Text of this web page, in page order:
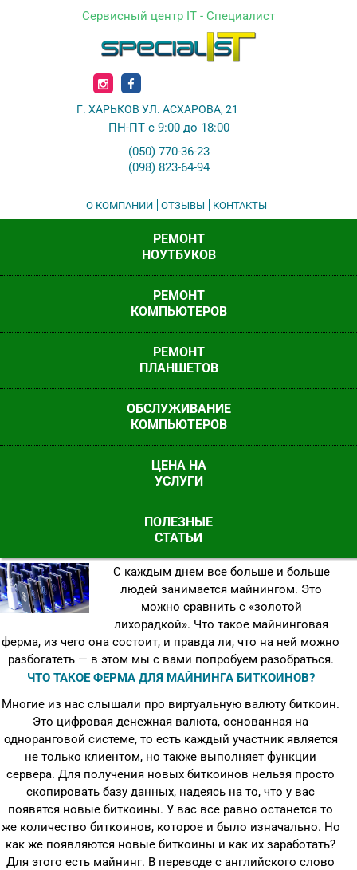
Сервисный центр IT - Специалист
О КОМПАНИИ ОТЗЫВЫ КОНТАКТЫ
Г. ХАРЬКОВ УЛ. АСХАРОВА, 21
ПН-ПТ с 9:00 до 18:00
(050) 770-36-23
(098) 823-64-94
РЕМОНТ
НОУТБУКОВ
РЕМОНТ
КОМПЬЮТЕРОВ
РЕМОНТ
ПЛАНШЕТОВ
ОБСЛУЖИВАНИЕ
КОМПЬЮТЕРОВ
ЦЕНА НА
УСЛУГИ
ПОЛЕЗНЫЕ
СТАТЬИ
КАК СОБРАТЬ МАЙНИНГ ФЕРМУ
С каждым днем все больше и больше
людей занимается майнингом. Это
можно сравнить с «золотой
лихорадкой». Что такое майнинговая
ферма, из чего она состоит, и правда ли, что на ней можно
разбогатеть — в этом мы с вами попробуем разобраться.
ЧТО ТАКОЕ ФЕРМА ДЛЯ МАЙНИНГА БИТКОИНОВ?
Многие из нас слышали про виртуальную валюту биткоин.
Это цифровая денежная валюта, основанная на
одноранговой системе, то есть каждый участник является
не только клиентом, но также выполняет функции
сервера. Для получения новых биткоинов нельзя просто
скопировать базу данных, надеясь на то, что у вас
появятся новые биткоины. У вас все равно останется то
же количество биткоинов, которое и было изначально. Но
как же появляются новые биткоины и как их заработать?
Для этого есть майнинг. В переводе с английского слово